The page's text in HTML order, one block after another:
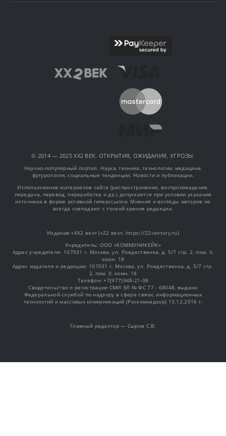
© 2014 — 2025 XX2 ВЕК. ОТКРЫТИЯ, ОЖИДАНИЯ, УГРОЗЫ.
Научно-популярный портал. Наука, техника, технологии, медицина,
футурология, социальные тенденции. Новости и публикации.
Использование материалов сайта (распространение, воспроизведение,
передача, перевод, переработка и др.) допускается при условии указания
источника в форме активной гиперссылки. Мнения и взгляды авторов не
всегда совпадают с точкой зрения редакции.
Издание «XX2 век» («22 век», https://22century.ru)
Учредитель: OOO «КОММУНИКЕЙК»
Адрес учредителя: 107031 г. Москва, ул. Рождественка, д. 5/7 стр. 2, пом. V,
комн. 18
Адрес издателя и редакции: 107031 г. Москва, ул. Рождественка, д. 5/7 стр.
2, пом. V, комн. 18
Телефон: +7(977)948-21-08
Свидетельство о регистрации СМИ ЭЛ № ФС 77 - 68048, выдано
Федеральной службой по надзору в сфере связи, информационных
технологий и массовых коммуникаций (Роскомнадзор) 13.12.2016 г.
Главный редактор — Сыров С.В.